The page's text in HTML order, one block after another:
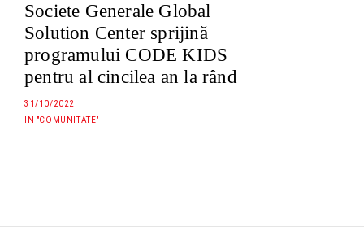
Societe Generale Global
Solution Center sprijină
programului CODE KIDS
pentru al cincilea an la rând
31/10/2022
IN "COMUNITATE"